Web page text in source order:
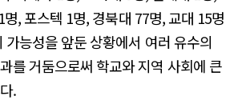
, 포스텍 1명, 경북대 77명, 교대 15명
가능성을 앞둔 상황에서 여러 유수의
를 거둠으로써 학교와 지역 사회에 큰
.